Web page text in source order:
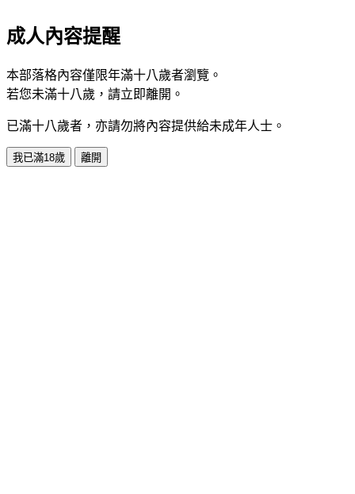
成人內容提醒
本部落格內容僅限年滿十八歲者瀏覽。
若您未滿十八歲，請立即離開。
已滿十八歲者，亦請勿將內容提供給未成年人士。
我已滿18歲 離開